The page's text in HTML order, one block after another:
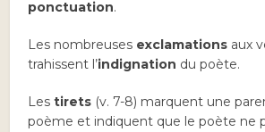
ponctuation.
Les nombreuses exclamations aux
trahissent l’indignation du poète.
Lestirets (v. 7-8) marquent une
poème et indiquent que le poète ne